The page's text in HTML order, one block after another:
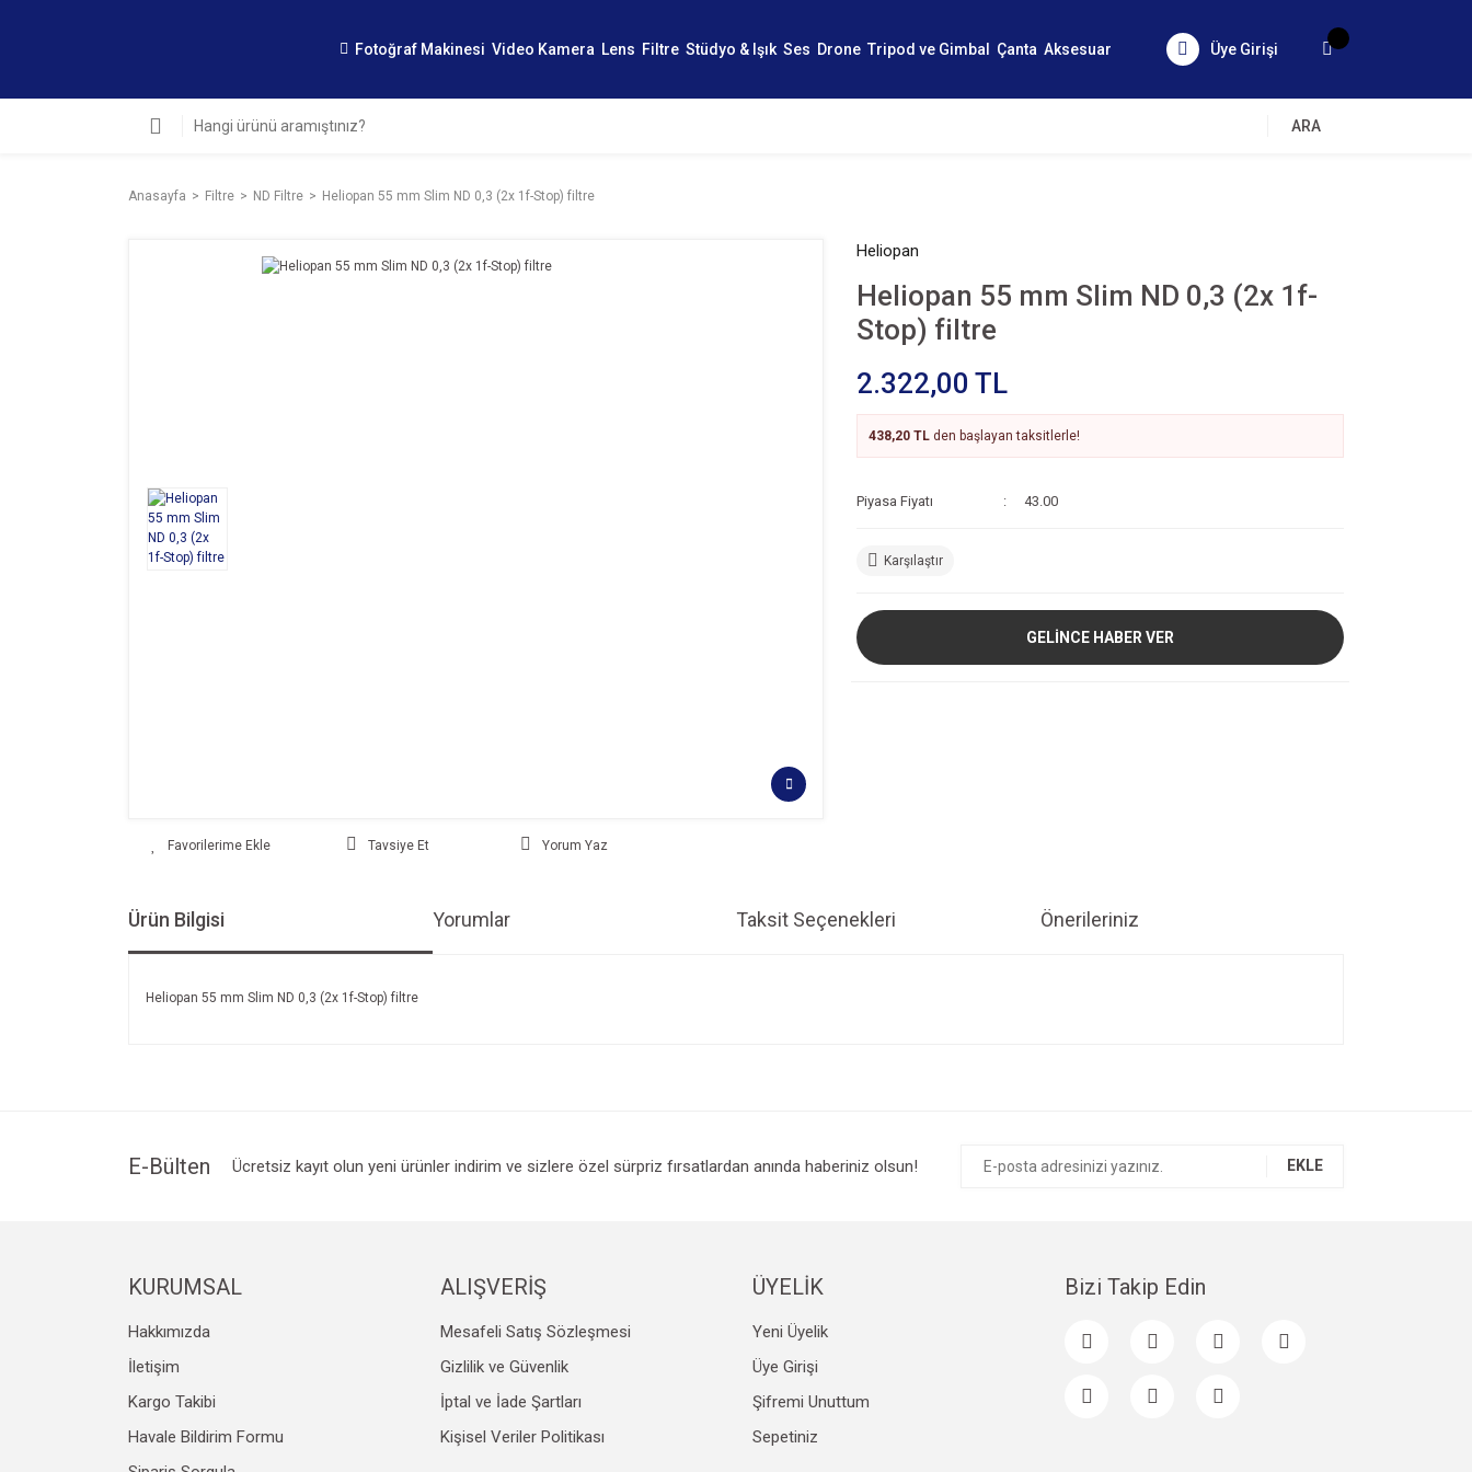
Fotoğraf Makinesi Video Kamera Lens Filtre Stüdyo & Işık Ses Drone Tripod ve Gimbal Çanta Aksesuar Üye Girişi
ARA
Anasayfa Filtre ND Filtre Heliopan 55 mm Slim ND 0,3 (2x 1f-Stop) filtre
Tavsiye Et Yorum Yaz
Heliopan
Heliopan 55 mm Slim ND 0,3 (2x 1f-
Stop) filtre
2.322,00 TL
438,20 TL den başlayan taksitlerle!
Piyasa Fiyatı 43.00
Karşılaştır
GELİNCE HABER VER
Ürün Bilgisi Yorumlar Taksit Seçenekleri Önerileriniz
Heliopan 55 mm Slim ND 0,3 (2x 1f-Stop) filtre
Ürün bilgilerinde hatalar bulunuyor.
Gönder
E-Bülten Ücretsiz kayıt olun yeni ürünler indirim ve sizlere özel sürpriz fırsatlardan anında haberiniz olsun! EKLE
KURUMSAL
Hakkımızda
İletişim
Kargo Takibi
Havale Bildirim Formu
ALIŞVERİŞ
Mesafeli Satış Sözleşmesi
Gizlilik ve Güvenlik
İptal ve İade Şartları
Kişisel Veriler Politikası
ÜYELİK
Yeni Üyelik
Üye Girişi
Şifremi Unuttum
Sepetiniz
Bizi Takip Edin